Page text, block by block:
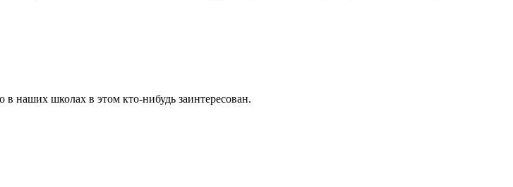
наших школах в этом кто-нибудь заинтересован.